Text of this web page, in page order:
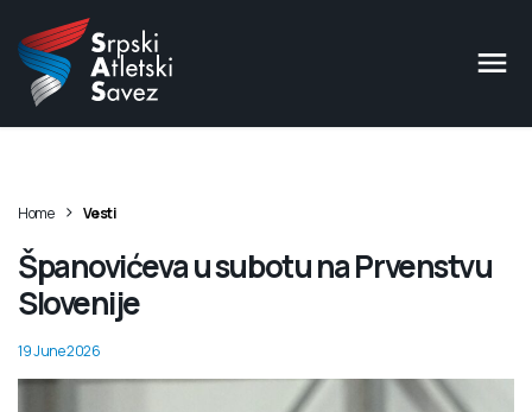
Home > Vesti
Španovićeva u subotu na Prvenstvu
Slovenije
19 June 2026